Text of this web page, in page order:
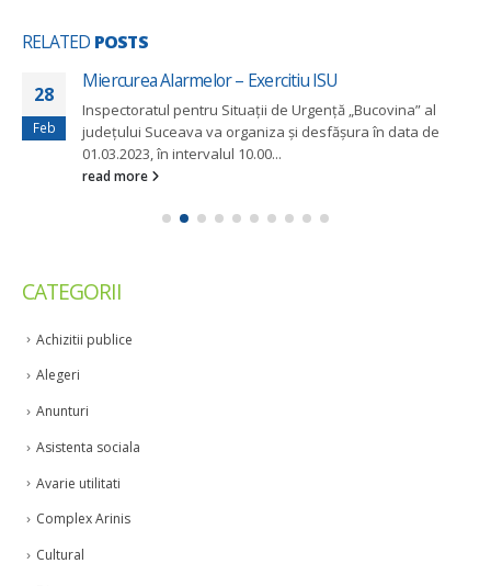
RELATED POSTS
28
Feb
Miercurea Alarmelor – Exercitiu ISU
Inspectoratul pentru Situații de Urgență „Bucovina” al
județului Suceava va organiza și desfășura în data de
01.03.2023, în intervalul 10.00...
read more
CATEGORII
Achizitii publice
Alegeri
Anunturi
Asistenta sociala
Avarie utilitati
Complex Arinis
Cultural